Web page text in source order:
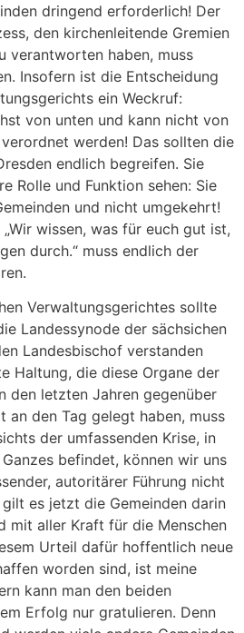
dringend erforderlich! Der
den kirchenleitende Gremien
verantworten haben, muss
Insofern ist die Entscheidung
ein Weckruf:
von unten und kann nicht von
werden! Das sollten die
endlich begreifen. Sie
Rolle und Funktion sehen: Sie
und nicht umgekehrt!
wissen, was für euch gut ist,
durch.“ muss endlich der
Verwaltungsgerichtes sollte
Landessynode der sächsichen
Landesbischof verstanden
Haltung, die diese Organe der
den letzten Jahren gegenüber
an den Tag gelegt haben, muss
der umfassenden Krise, in
befindet, können wir uns
autoritärer Führung nicht
es jetzt die Gemeinden darin
mit aller Kraft für die Menschen
Urteil dafür hoffentlich neue
worden sind, ist meine
kann man den beiden
Erfolg nur gratulieren. Denn